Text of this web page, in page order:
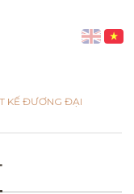
KẾ ĐƯƠNG ĐẠI
liên